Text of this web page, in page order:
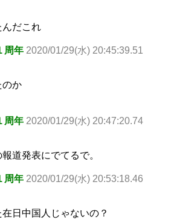
んだこれ
周年 2020/01/29(水) 20:45:39.51
のか
周年 2020/01/29(水) 20:47:20.74
道発表にでてるで。
周年 2020/01/29(水) 20:53:18.46
日中国人じゃないの？